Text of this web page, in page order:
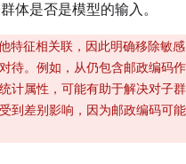
体是否是模型的输入。
特征相关联，因此明确移除敏感
待。例如，从仍包含邮政编码作
计属性，可能有助于解决对子群
到差别影响，因为邮政编码可能